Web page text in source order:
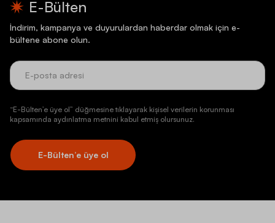
E-Bülten
İndirim, kampanya ve duyurulardan haberdar olmak için e-
bültene abone olun.
“E-Bülten’e üye ol” düğmesine tıklayarak kişisel verilerin korunması
kapsamında aydınlatma metnini kabul etmiş olursunuz.
E-Bülten’e üye ol